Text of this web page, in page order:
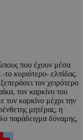
που έχουν μέσα
κυριότερο- ελπίδας.
τον χειρότερο
τον καρκίνο του
τον καρκίνο μέχρι την
μητέρας, η
παράδειγμα δύναμης,